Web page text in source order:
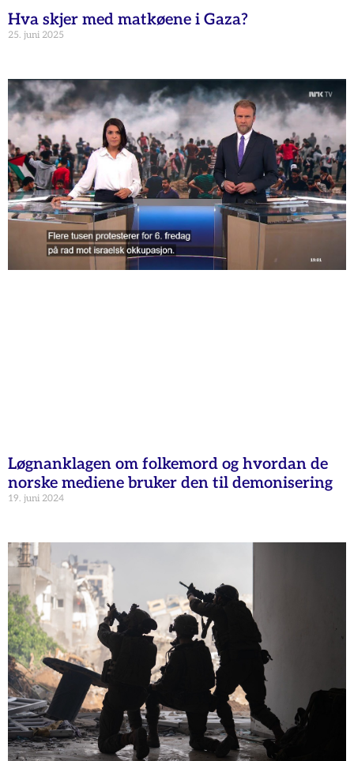
Hva skjer med matkøene i Gaza?
25. juni 2025
Løgnanklagen om folkemord og hvordan de
norske mediene bruker den til demonisering
19. juni 2024